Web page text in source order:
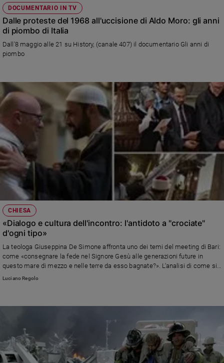
DOCUMENTARIO IN TV
Dalle proteste del 1968 all'uccisione di Aldo Moro: gli anni
di piombo di Italia
Dall'8 maggio alle 21 su History, (canale 407) il documentario Gli anni di
piombo
CHIESA
«Dialogo e cultura dell'incontro: l'antidoto a "crociate"
d'ogni tipo»
La teologa Giuseppina De Simone affronta uno dei temi del meeting di Bari:
come «consegnare la fede nel Signore Gesù alle generazioni future in
questo mare di mezzo e nelle terre da esso bagnate?». L'analisi di come si
vive il cattolicesimo nei 20 Paesi che s'affacciano sul Mediterraneo, da
Luciano Regolo